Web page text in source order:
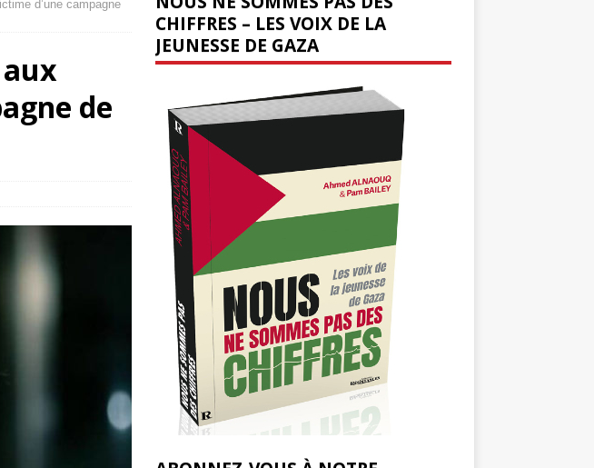
août 2026 ]
d’une campagne
de
CHIFFRES – LES VOIX DE LA
JEUNESSE DE GAZA